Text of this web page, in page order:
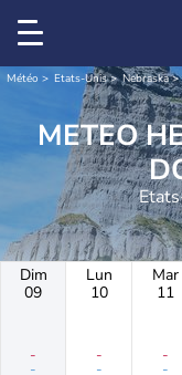
Météo Etats-Unis Nebraska
METEO
Dim
09
-
-
Lun
10
-
-
Mar
11
-
-